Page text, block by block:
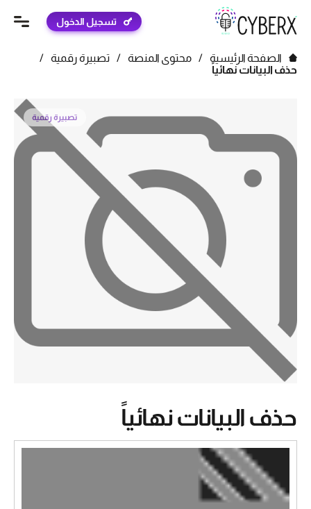
تسجيل الدخول
الصفحة الرئيسية / محتوى المنصة / تصبيرة رقمية
/
حذف البيانات نهائياً
تصبيرة رقمية
حذف البيانات نهائياً
الفيديو